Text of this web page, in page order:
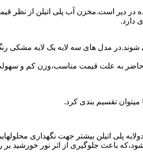
در دیر است.مخزن آب پلی اتیلن از نظر
دارد.
مدل های سه لایه یک لایه مشکی رنگ
حاضر به علت قیمت مناسب،وزن کم و
تقسیم بندی کرد.
پلی اتیلن بیشتر جهت نگهداری
باعث جلوگیری از اثر نور خورشید بر